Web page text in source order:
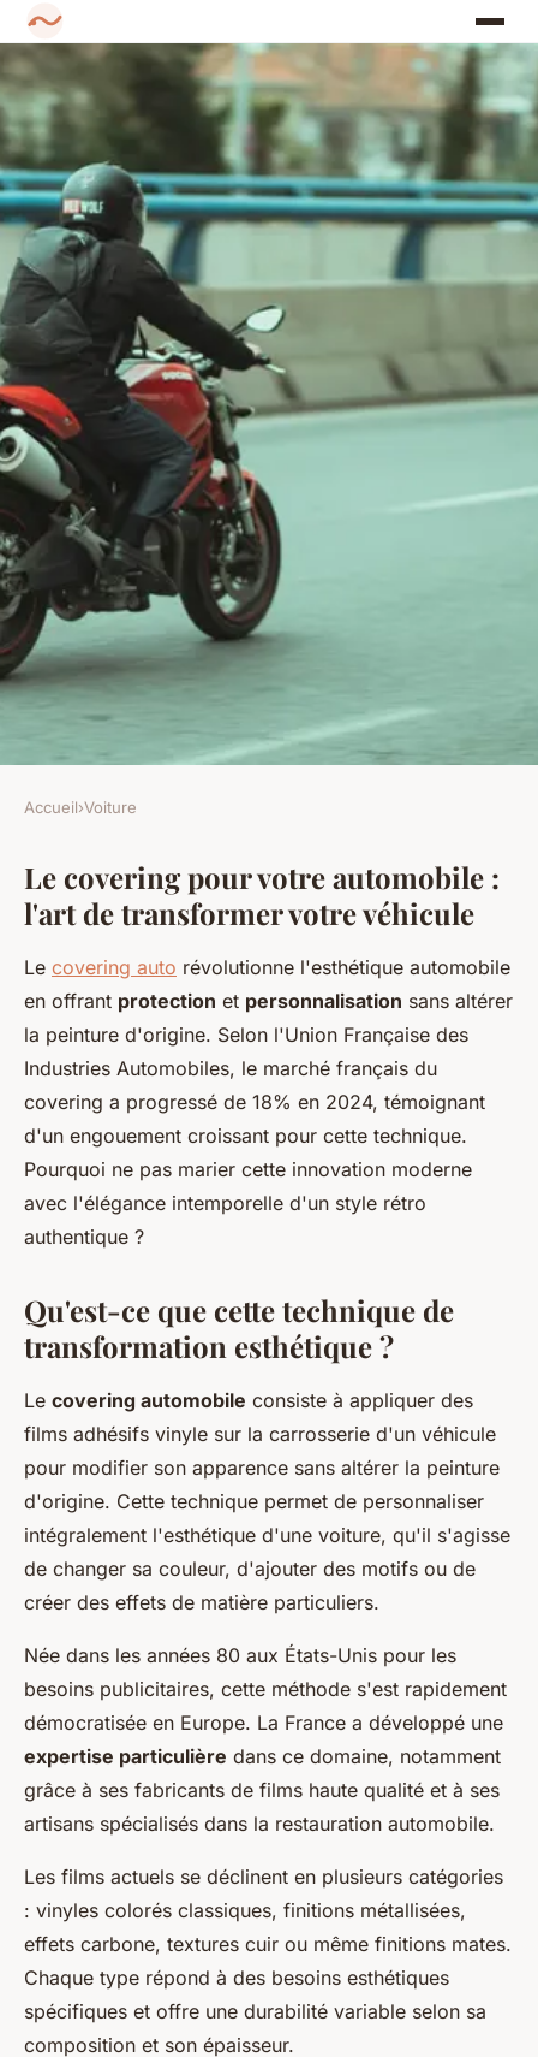
Le covering auto : redonnez
vie à votre style rétro
Mathilde•20 novembre 2025•7 min de lecture
Accueil›Voiture
Le covering pour votre automobile :
l'art de transformer votre véhicule
Le covering auto révolutionne l'esthétique automobile
en offrant protection et personnalisation sans altérer
la peinture d'origine. Selon l'Union Française des
Industries Automobiles, le marché français du
covering a progressé de 18% en 2024, témoignant
d'un engouement croissant pour cette technique.
Pourquoi ne pas marier cette innovation moderne
avec l'élégance intemporelle d'un style rétro
authentique ?
Qu'est-ce que cette technique de
transformation esthétique ?
Le covering automobile consiste à appliquer des
films adhésifs vinyle sur la carrosserie d'un véhicule
pour modifier son apparence sans altérer la peinture
d'origine. Cette technique permet de personnaliser
intégralement l'esthétique d'une voiture, qu'il s'agisse
de changer sa couleur, d'ajouter des motifs ou de
créer des effets de matière particuliers.
Née dans les années 80 aux États-Unis pour les
besoins publicitaires, cette méthode s'est rapidement
démocratisée en Europe. La France a développé une
expertise particulière dans ce domaine, notamment
grâce à ses fabricants de films haute qualité et à ses
artisans spécialisés dans la restauration automobile.
Les films actuels se déclinent en plusieurs catégories
: vinyles colorés classiques, finitions métallisées,
effets carbone, textures cuir ou même finitions mates.
Chaque type répond à des besoins esthétiques
spécifiques et offre une durabilité variable selon sa
composition et son épaisseur.